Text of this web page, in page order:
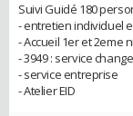
Suivi Guidé 180
- entretien individuel
- Accueil 1er et 2eme
- 3949 : service
- service entreprise
- Atelier EID